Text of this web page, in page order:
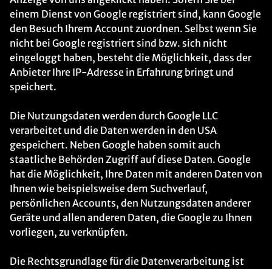
einem Dienst von Google registriert sind, kann Google
den Besuch Ihrem Account zuordnen. Selbst wenn Sie
nicht bei Google registriert sind bzw. sich nicht
eingeloggt haben, besteht die Möglichkeit, dass der
Anbieter Ihre IP-Adresse in Erfahrung bringt und
speichert.
Die Nutzungsdaten werden durch Google LLC
verarbeitet und die Daten werden in den USA
gespeichert. Neben Google haben somit auch
staatliche Behörden Zugriff auf diese Daten. Google
hat die Möglichkeit, Ihre Daten mit anderen Daten von
Ihnen wie beispielsweise dem Suchverlauf,
persönlichen Accounts, den Nutzungsdaten anderer
Geräte und allen anderen Daten, die Google zu Ihnen
vorliegen, zu verknüpfen.
Die Rechtsgrundlage für die Datenverarbeitung ist